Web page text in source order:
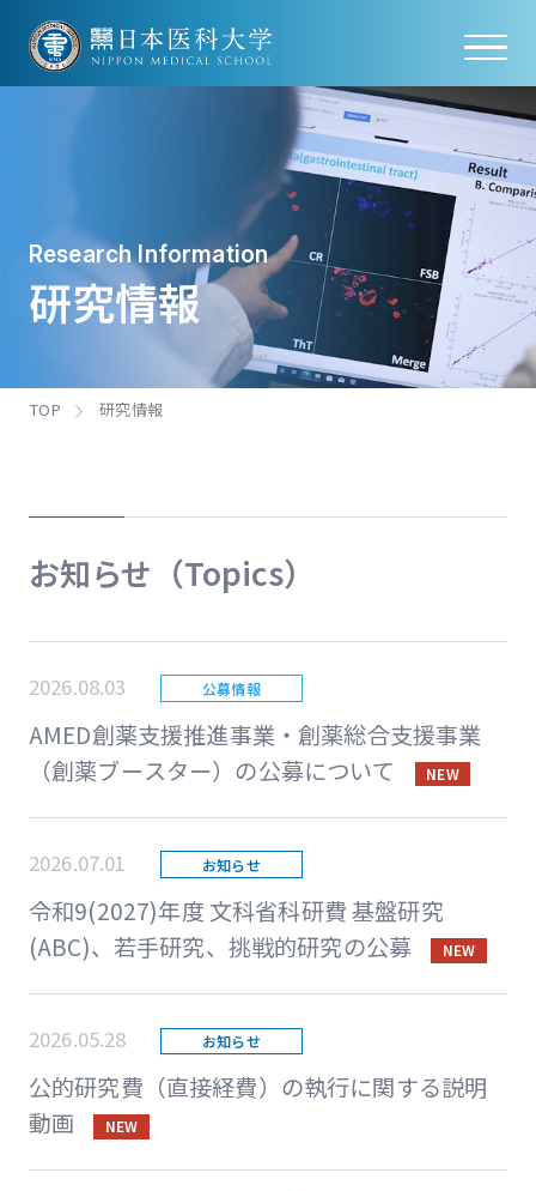
Research Information
研究情報
TOP 研究情報
お知らせ（Topics）
2026.08.03 公募情報
AMED創薬支援推進事業・創薬総合支援事業
（創薬ブースター）の公募について
NEW
2026.07.01 お知らせ
令和9(2027)年度 文科省科研費 基盤研究
(ABC)、若手研究、挑戦的研究の公募
NEW
2026.05.28 お知らせ
公的研究費（直接経費）の執行に関する説明
動画
NEW